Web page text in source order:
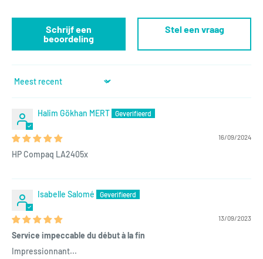
Schrijf een
beoordeling
Stel een vraag
Sort by
Halim Gökhan MERT
16/09/2024
HP Compaq LA2405x
Isabelle Salomé
13/09/2023
Service impeccable du début à la fin
Impressionnant...